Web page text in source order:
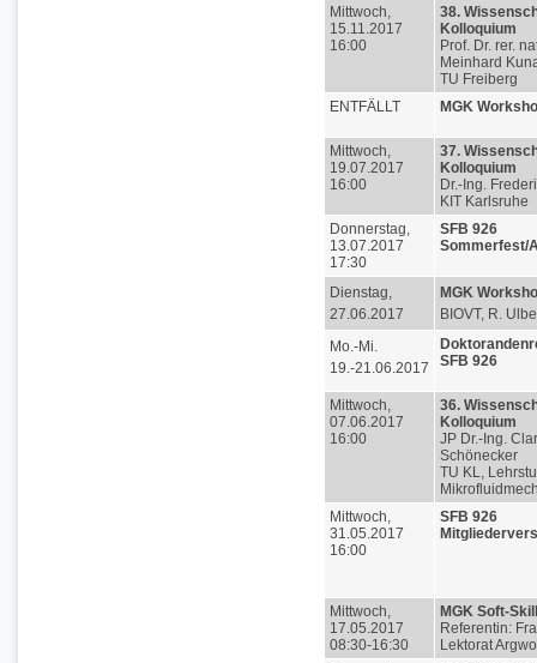
Mittwoch,
15.11.2017
16:00
38.
Kolloquium
Prof. Dr. rer.
Meinhard
TU Freiberg
ENTFÄLLT
MGK
Mittwoch,
19.07.2017
16:00
37.
Kolloquium
Dr.-Ing.
KIT Karlsruhe
Donnerstag,
13.07.2017
17:30
SFB 926
Sommerfest/
Dienstag,
27.06.2017
MGK
BIOVT, R.
Mo.-Mi.
19.-21.06.2017
SFB 926
Mittwoch,
07.06.2017
16:00
36.
Kolloquium
JP Dr.-Ing.
Schönecker
TU KL,
Mittwoch,
31.05.2017
16:00
SFB 926
Mittwoch,
17.05.2017
08:30-16:30
MGK Soft-
Referentin:
Lektorat